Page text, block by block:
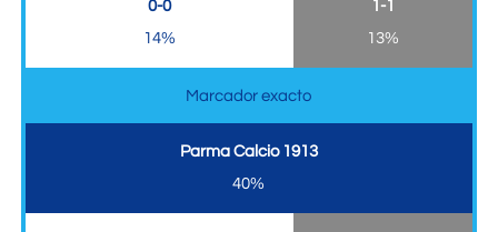
0-0
14%
1-1
13%
Marcador exacto
Parma Calcio 1913
40%